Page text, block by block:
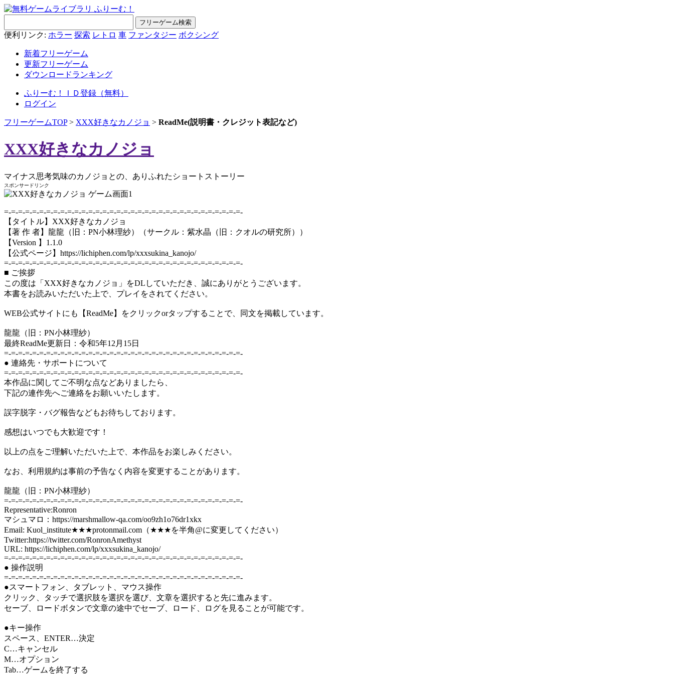
便利リンク: ホラー 探索 レトロ 車 ファンタジー ボクシング
新着フリーゲーム
更新フリーゲーム
ダウンロードランキング
ふりーむ！ＩＤ登録（無料）
ログイン
フリーゲームTOP> XXX好きなカノジョ > ReadMe(説明書・クレジット表記など)
XXX好きなカノジョ
マイナス思考気味のカノジョとの、ありふれたショートストーリー
スポンサードリンク
=-=-=-=-=-=-=-=-=-=-=-=-=-=-=-=-=-=-=-=-=-=-=-=-=-=-=-=-=-=-=-=-=-=-
【タイトル】XXX好きなカノジョ
【著 作 者】龍龍（旧：PN小林理紗）（サークル：紫水晶（旧：クオルの研究所））
【Version 】1.1.0
【公式ページ】https://lichiphen.com/lp/xxxsukina_kanojo/
=-=-=-=-=-=-=-=-=-=-=-=-=-=-=-=-=-=-=-=-=-=-=-=-=-=-=-=-=-=-=-=-=-=-
■ ご挨拶
この度は「XXX好きなカノジョ」をDLしていただき、誠にありがとうございます。
本書をお読みいただいた上で、プレイをされてください。
WEB公式サイトにも【ReadMe】をクリックorタップすることで、同文を掲載しています。
龍龍（旧：PN小林理紗）
最終ReadMe更新日：令和5年12月15日
=-=-=-=-=-=-=-=-=-=-=-=-=-=-=-=-=-=-=-=-=-=-=-=-=-=-=-=-=-=-=-=-=-=-
● 連絡先・サポートについて
=-=-=-=-=-=-=-=-=-=-=-=-=-=-=-=-=-=-=-=-=-=-=-=-=-=-=-=-=-=-=-=-=-=-
本作品に関してご不明な点などありましたら、
下記の連作先へご連絡をお願いいたします。
誤字脱字・バグ報告などもお待ちしております。
感想はいつでも大歓迎です！
以上の点をご理解いただいた上で、本作品をお楽しみください。
なお、利用規約は事前の予告なく内容を変更することがあります。
龍龍（旧：PN小林理紗）
=-=-=-=-=-=-=-=-=-=-=-=-=-=-=-=-=-=-=-=-=-=-=-=-=-=-=-=-=-=-=-=-=-=-
Representative:Ronron
マシュマロ：https://marshmallow-qa.com/oo9zh1o76dr1xkx
Email: Kuol_institute★★★protonmail.com（★★★を半角@に変更してください）
Twitter:https://twitter.com/RonronAmethyst
URL: https://lichiphen.com/lp/xxxsukina_kanojo/
=-=-=-=-=-=-=-=-=-=-=-=-=-=-=-=-=-=-=-=-=-=-=-=-=-=-=-=-=-=-=-=-=-=-
● 操作説明
=-=-=-=-=-=-=-=-=-=-=-=-=-=-=-=-=-=-=-=-=-=-=-=-=-=-=-=-=-=-=-=-=-=-
●スマートフォン、タブレット、マウス操作
クリック、タッチで選択肢を選択を選び、文章を選択すると先に進みます。
セーブ、ロードボタンで文章の途中でセーブ、ロード、ログを見ることが可能です。
●キー操作
スペース、ENTER…決定
C…キャンセル
M…オプション
Tab…ゲームを終了する